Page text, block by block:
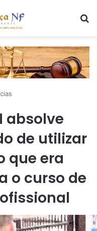
absolve
de utilizar
que era
o curso de